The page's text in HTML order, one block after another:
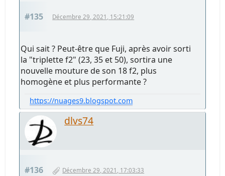
#135 Décembre 29, 2021, 15:21:09
Qui sait ? Peut-être que Fuji, après avoir sorti
la "triplette f2" (23, 35 et 50), sortira une
nouvelle mouture de son 18 f2, plus
homogène et plus performante ?
https://nuages9.blogspot.com
dlvs74
#136 Décembre 29, 2021, 17:03:33